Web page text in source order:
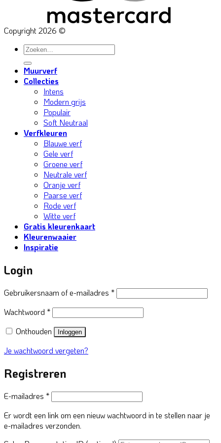
Copyright 2026 ©
Zoeken
Muurverf
Collecties
Intens
Modern grijs
Populair
Soft Neutraal
Verfkleuren
Blauwe verf
Gele verf
Groene verf
Neutrale verf
Oranje verf
Paarse verf
Rode verf
Witte verf
Gratis kleurenkaart
Kleurenwaaier
Inspiratie
Login
Gebruikersnaam of e-mailadres *Vereist
Wachtwoord *Vereist
Onthouden
Inloggen
Je wachtwoord vergeten?
Registreren
E-mailadres *Vereist
Er wordt een link om een nieuw wachtwoord in te stellen naar je
e-mailadres verzonden.